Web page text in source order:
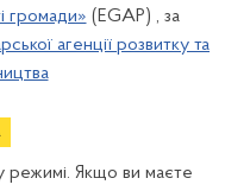
громади» (EGAP) , за
агенції розвитку та
режимі. Якщо ви маєте